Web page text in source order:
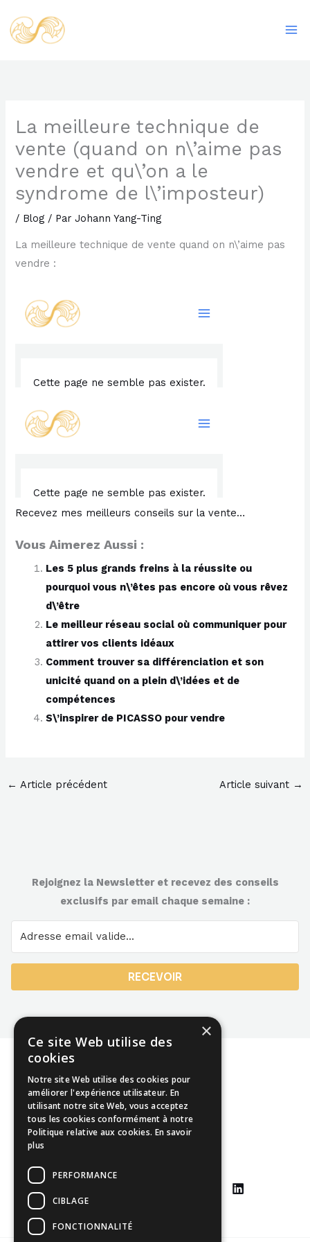
au
contenu
La meilleure technique de
vente (quand on n\’aime pas
vendre et qu\’on a le
syndrome de l\’imposteur)
/ Blog / ParJohann Yang-Ting
La meilleure technique de vente quand on n\’aime pas
vendre :
Recevez mes meilleurs conseils sur la vente…
Vous Aimerez Aussi :
Les 5 plus grands freins à la réussite ou
pourquoi vous n\’êtes pas encore où vous rêvez
d\’être
Le meilleur réseau social où communiquer pour
attirer vos clients idéaux
Comment trouver sa différenciation et son
unicité quand on a plein d\’idées et de
compétences
S\’inspirer de PICASSO pour vendre
← Article précédent Article suivant →
Rejoignez la Newsletter et recevez des conseils
exclusifs par email chaque semaine :
RECEVOIR
Mentions légales
CGU
×
Ce site Web utilise des
cookies
Notre site Web utilise des cookies pour
améliorer l'expérience utilisateur. En
utilisant notre site Web, vous acceptez
tous les cookies conformément à notre
Politique relative aux cookies. En savoir
plus
PERFORMANCE
CIBLAGE
FONCTIONNALITÉ